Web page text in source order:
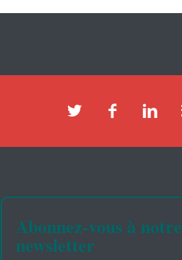
Abonnez-vous à notre
newsletter